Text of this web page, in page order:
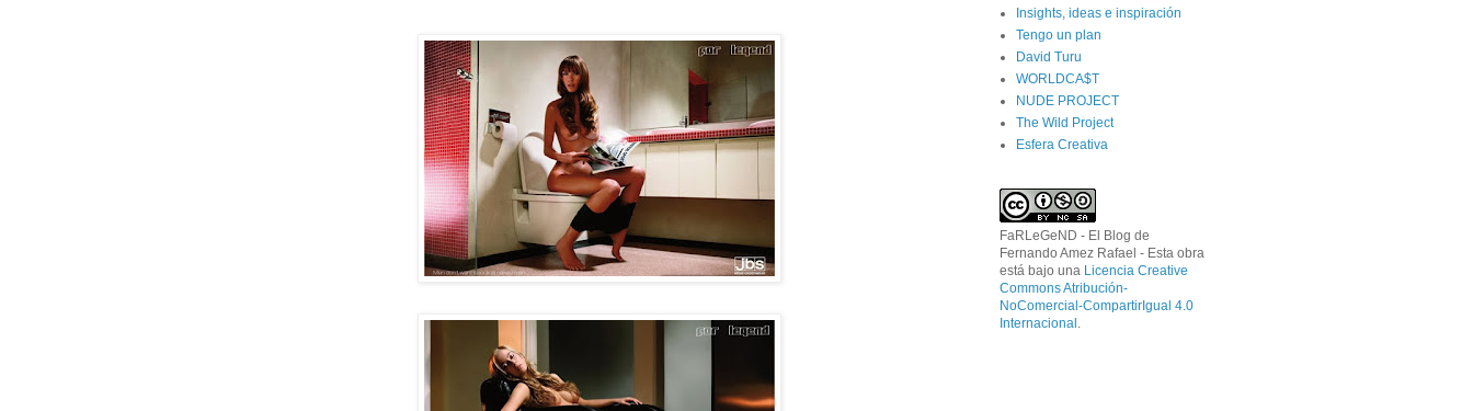
Insights, ideas e inspiración
Tengo un plan
David Turu
WORLDCA$T
NUDE PROJECT
The Wild Project
Esfera Creativa
FaRLeGeND - El Blog de
Fernando Amez Rafael - Esta obra
está bajo una Licencia Creative
Commons Atribución-
NoComercial-CompartirIgual 4.0
Internacional .